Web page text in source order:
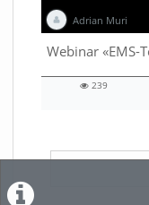
Adrian Muri
40:34 duration
239